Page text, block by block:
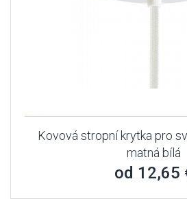
Kovová stropní krytka pro
matná bílá
od 12,65